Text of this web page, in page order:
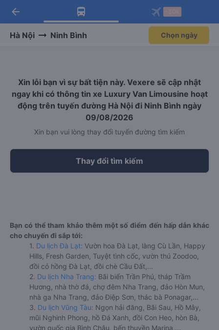
Tải app Vexere ngay!
Nhận ưu đãi thành viên độc
Mở app
Tải app Vexere
-30k/ghế khi đặt vé máy bay qua
Mở app
arrow_back
Hà Nội Ninh Bình Chọn ngày
Xin lỗi bạn vì sự bất tiện này. Vexere sẽ cập nhật
ngay khi có thông tin xe Luxury Van Limousine hoạt
động trên tuyến đường Hà Nội đi Ninh Bình ngày
09/08/2026
Xin bạn vui lòng thay đổi tuyến đường tìm kiếm
Thay đổi tìm kiếm
Bạn có thể tham khảo thêm một số điểm đến hấp dẫn khác
cho chuyến đi sắp tới:
1. Du lịch Đà Lạt: Vườn hoa Đà Lạt, làng Cù Lần, Happy
Hills, Fresh Garden, Tuyệt tình cốc, vườn thú Zoodoo,
đồi cỏ hồng Đà Lạt, đồi chè Cầu Đất,...
2. Du lịch Nha Trang: Bãi biển Trần Phú, tháp Trầm
Hương, nhà thờ đá, chợ đêm Nha Trang, đảo Hòn Mun,
nhà ga Nha Trang, đảo Điệp Sơn, thác bà Ponagar,...
3. Du lịch Vũng Tàu: Ngọn hải đăng, Bãi Sau, Hồ Mây,
mũi Nghinh Phong, hồ Đá Xanh, đồi Con Heo, hòn Bà,
vườn quốc gia Bình Châu, bến thuyền Marina,...